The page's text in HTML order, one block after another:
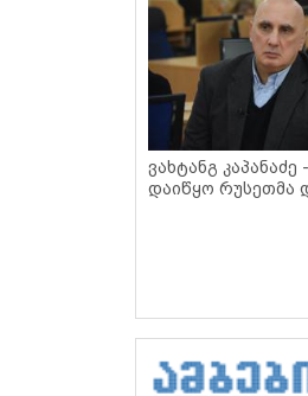
ვახტანგ კაპანაძე
დაიწყო რუსეთმა